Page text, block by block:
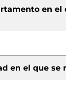
en el
en el que se